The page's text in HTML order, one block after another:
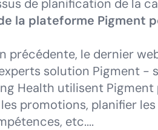
de planification de la
la plateforme Pigment
précédente, le dernier
solution Pigment -
Health utilisent Pigment
promotions, planifier
etc....